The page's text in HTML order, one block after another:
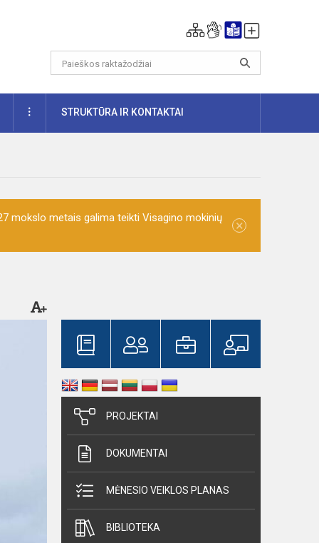
DAUGIAUSTRUKTŪRA IR KONTAKTAI
mokslo metais galima teikti Visagino mokinių
×
PROJEKTAI
DOKUMENTAI
MĖNESIO VEIKLOS PLANAS
BIBLIOTEKA